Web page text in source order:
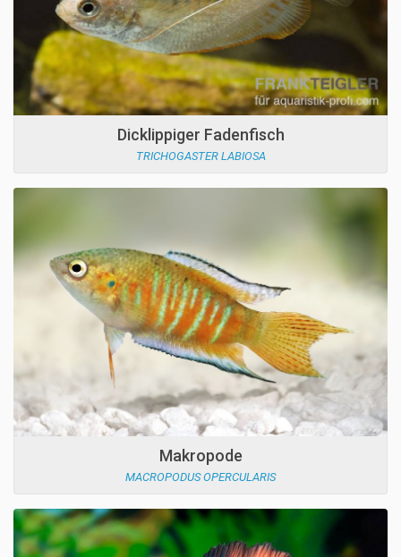
Dicklippiger Fadenfisch
TRICHOGASTER LABIOSA
Makropode
MACROPODUS OPERCULARIS